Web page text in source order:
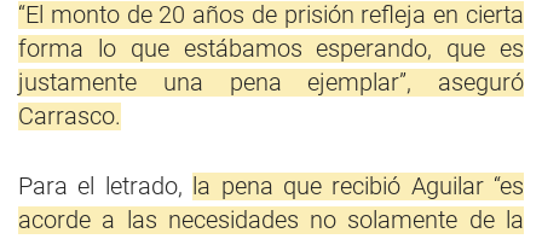
“El monto de 20 años de prisión refleja en cierta
forma lo que estábamos esperando, que es
justamente una pena ejemplar”, aseguró
Carrasco.
Para el letrado,
la pena que recibió Aguilar “es
acorde a las necesidades no solamente de la